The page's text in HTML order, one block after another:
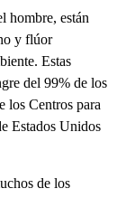
hombre, están
y flúor
Estas
del 99% de los
los Centros para
Estados Unidos
de los